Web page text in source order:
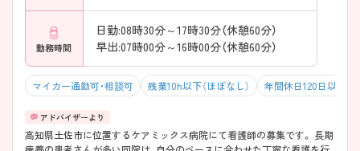
勤務時間
日勤:08時30分～17時30分（休憩60分）
早出:07時00分～16時00分（休憩60分）
マイカー通勤可・相談可 残業10h以下（ほぼなし） 年間休日120日以上
高知県土佐市に位置するケアミックス病院にて看護師の募集です。 長期